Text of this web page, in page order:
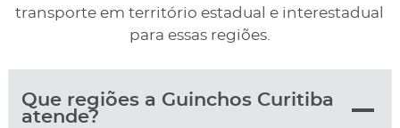
transporte em território estadual e interestadual
para essas regiões.
Que regiões a Guinchos Curitiba
atende?